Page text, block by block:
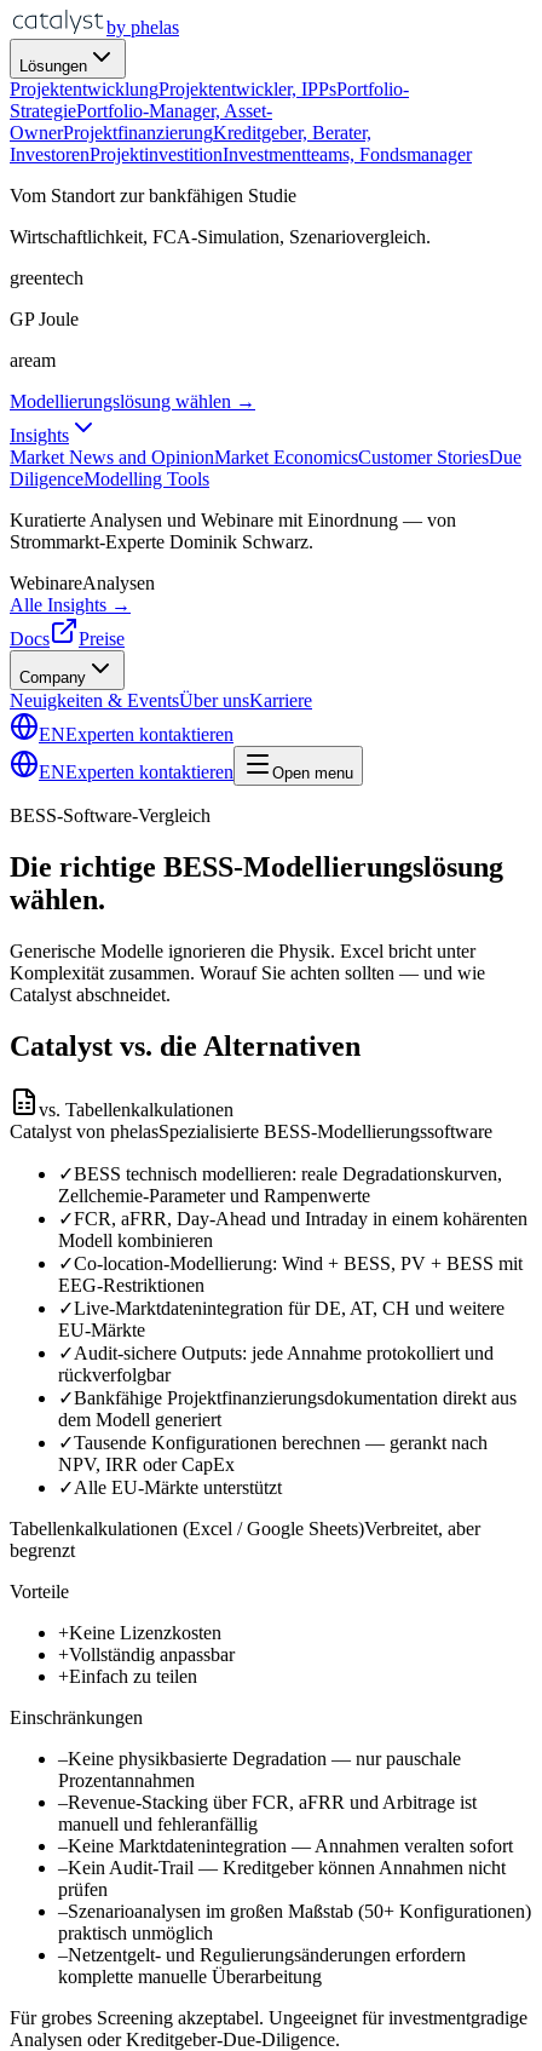
by phelas
Lösungen
ProjektentwicklungProjektentwickler, IPPsPortfolio-
StrategiePortfolio-Manager, Asset-
OwnerProjektfinanzierungKreditgeber, Berater,
InvestorenProjektinvestitionInvestmentteams, Fondsmanager
Vom Standort zur bankfähigen Studie
Wirtschaftlichkeit, FCA-Simulation, Szenariovergleich.
greentech
GP Joule
aream
Modellierungslösung wählen →
Insights
Market News and OpinionMarket EconomicsCustomer StoriesDue
DiligenceModelling Tools
Kuratierte Analysen und Webinare mit Einordnung — von
Strommarkt-Experte Dominik Schwarz.
WebinareAnalysen
Alle Insights →
Docs
Preise
Company
Neuigkeiten & EventsÜber unsKarriere
ENExperten kontaktieren
ENExperten kontaktieren Open menu
BESS-Software-Vergleich
Die richtige BESS-Modellierungslösung
wählen.
Generische Modelle ignorieren die Physik. Excel bricht unter
Komplexität zusammen. Worauf Sie achten sollten — und wie
Catalyst abschneidet.
Catalyst vs. die Alternativen
vs. Tabellenkalkulationen
Catalyst von phelasSpezialisierte BESS-Modellierungssoftware
✓BESS technisch modellieren: reale Degradationskurven,
Zellchemie-Parameter und Rampenwerte
✓FCR, aFRR, Day-Ahead und Intraday in einem kohärenten
Modell kombinieren
✓Co-location-Modellierung: Wind + BESS, PV + BESS mit
EEG-Restriktionen
✓Live-Marktdatenintegration für DE, AT, CH und weitere
EU-Märkte
✓Audit-sichere Outputs: jede Annahme protokolliert und
rückverfolgbar
✓Bankfähige Projektfinanzierungsdokumentation direkt aus
dem Modell generiert
✓Tausende Konfigurationen berechnen — gerankt nach
NPV, IRR oder CapEx
✓Alle EU-Märkte unterstützt
Tabellenkalkulationen (Excel / Google Sheets)Verbreitet, aber
begrenzt
Vorteile
+Keine Lizenzkosten
+Vollständig anpassbar
+Einfach zu teilen
Einschränkungen
–Keine physikbasierte Degradation — nur pauschale
Prozentannahmen
–Revenue-Stacking über FCR, aFRR und Arbitrage ist
manuell und fehleranfällig
–Keine Marktdatenintegration — Annahmen veralten sofort
–Kein Audit-Trail — Kreditgeber können Annahmen nicht
prüfen
–Szenarioanalysen im großen Maßstab (50+ Konfigurationen)
praktisch unmöglich
–Netzentgelt- und Regulierungsänderungen erfordern
komplette manuelle Überarbeitung
Für grobes Screening akzeptabel. Ungeeignet für investmentgradige
Analysen oder Kreditgeber-Due-Diligence.